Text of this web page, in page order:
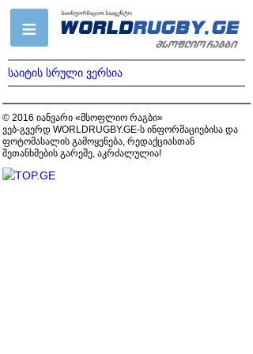
საიტის სრული ვერსია
© 2016 იანვარი «მსოფლიო რაგბი»
ვებ-გვერდ WORLDRUGBY.GE-ს ინფორმაციებისა და
ფოტომასალის გამოყენება, რედაქციასთან
შეთანხმების გარეშე, აკრძალულია!